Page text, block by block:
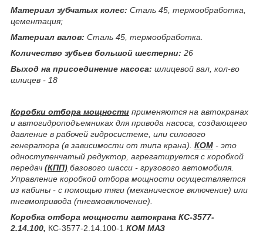
Материал зубчатых колес: Сталь 45, термообработка,
цементация;
Материал валов: Сталь 45, термообработка.
Количество зубьев большой шестерни: 26
Выход на присоединение насоса: шлицевой вал, кол-во
шлицев - 18
Коробки отбора мощности применяются на автокранах
и автогидроподъемниках для привода насоса, создающего
давление в рабочей гидросистеме, или силового
генератора (в зависимости от типа крана). КОМ - это
одноступенчатый редуктор, агрегатируется с коробкой
передач (КПП) базового шасси - грузового автомобиля.
Управление коробкой отбора мощности осуществляется
из кабины - с помощью тяги (механическое включение) или
пневмопривода (пневмовключение).
Коробка отбора мощности автокрана КС-3577-
2.14.100, КС-3577-2.14.100-1 КОМ МАЗ